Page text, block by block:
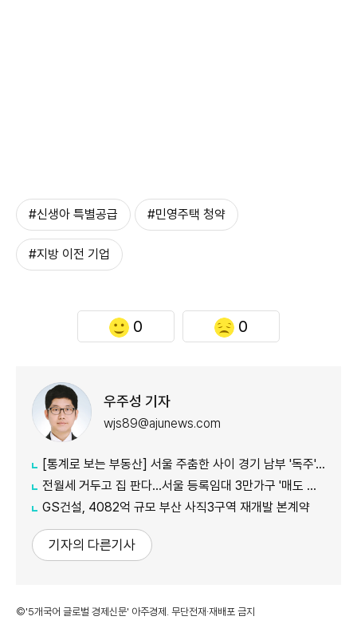
#신생아 특별공급 #민영주택 청약
#지방 이전 기업
0 0
우주성 기자
wjs89@ajunews.com
[통계로 보는 부동산] 서울 주춤한 사이 경기 남부 '독주'…세제 개편에 실수요 이동 빨라지나
전월세 거두고 집 판다…서울 등록임대 3만가구 '매도 기로'
GS건설, 4082억 규모 부산 사직3구역 재개발 본계약
기자의 다른기사
©'5개국어 글로벌 경제신문' 아주경제. 무단전재·재배포 금지